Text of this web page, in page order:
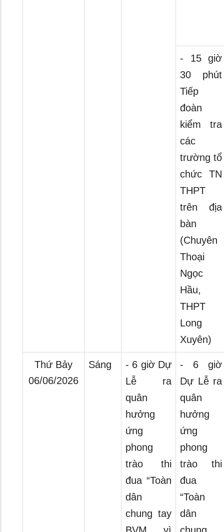
- 15 giờ
30 phút
Tiếp
đoàn
kiểm tra
các
trường tổ
chức TN
THPT
trên địa
bàn
(Chuyên
Thoại
Ngọc
Hầu,
THPT
Long
Xuyên)
Thứ Bảy
06/06/2026
Sáng
- 6 giờ Dự
Lễ ra
quân
hưởng
ứng
phong
trào thi
đua “Toàn
dân
chung tay
- 6 giờ
Dự Lễ ra
quân
hưởng
ứng
phong
trào thi
đua
“Toàn
dân